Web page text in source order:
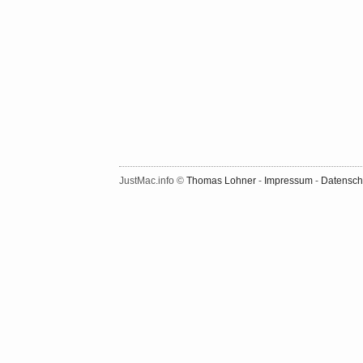
JustMac.info © Thomas Lohner - Impressum -